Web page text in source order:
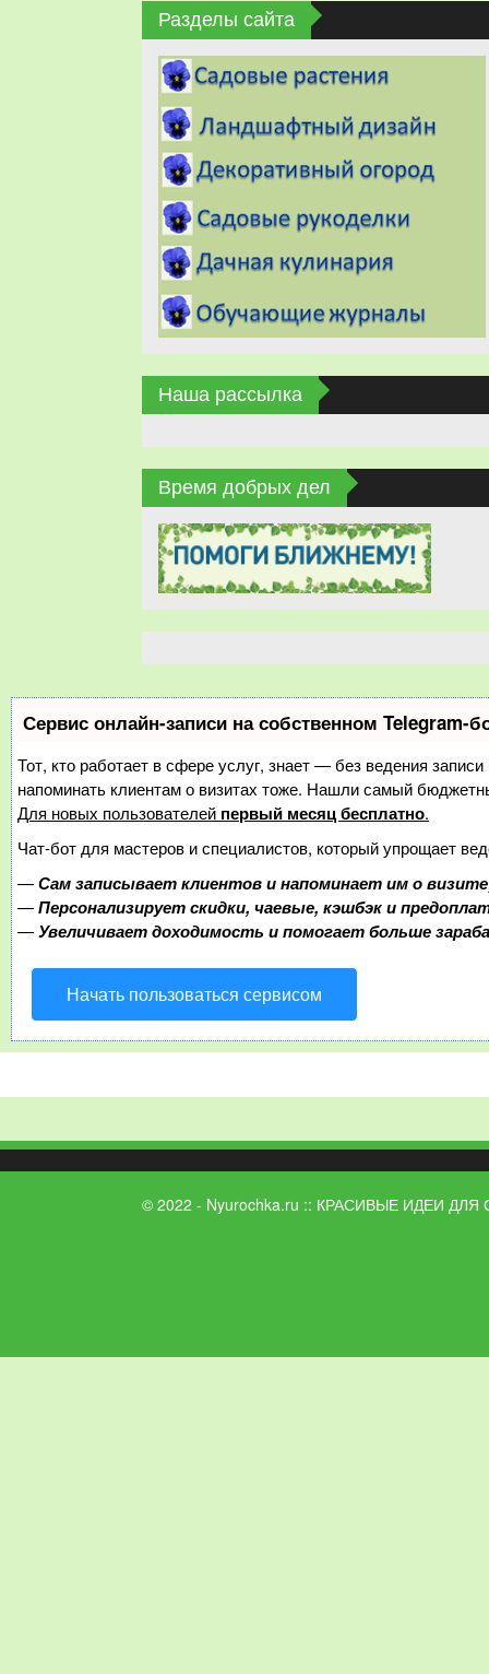
Разделы сайта
Наша рассылка
Время добрых дел
Сервис онлайн-записи на собственном Telegram-
Тот, кто работает в сфере услуг, знает — без ведения
напоминать клиентам о визитах тоже. Нашли самый
Для новых пользователей первый месяц бесплатно.
Чат-бот для мастеров и специалистов, который упрощает
—Сам записывает клиентов и напоминает им о
—Персонализирует скидки, чаевые, кэшбэк и
—Увеличивает доходимость и помогает больше
Начать пользоваться сервисом
© 2022 - Nyurochka.ru :: КРАСИВЫЕ ИДЕИ ДЛЯ